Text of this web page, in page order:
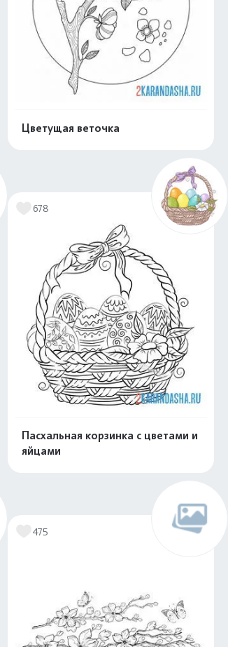
Цветущая веточка
678
Пасхальная корзинка с цветами и
яйцами
475